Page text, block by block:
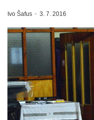
Ivo Šafus 3. 7. 2016